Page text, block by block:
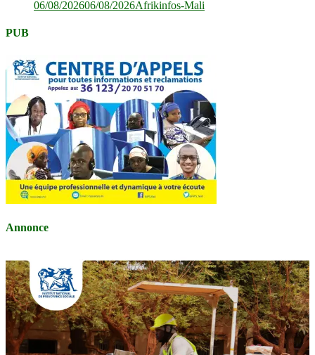
06/08/202606/08/2026Afrikinfos-Mali
PUB
Annonce